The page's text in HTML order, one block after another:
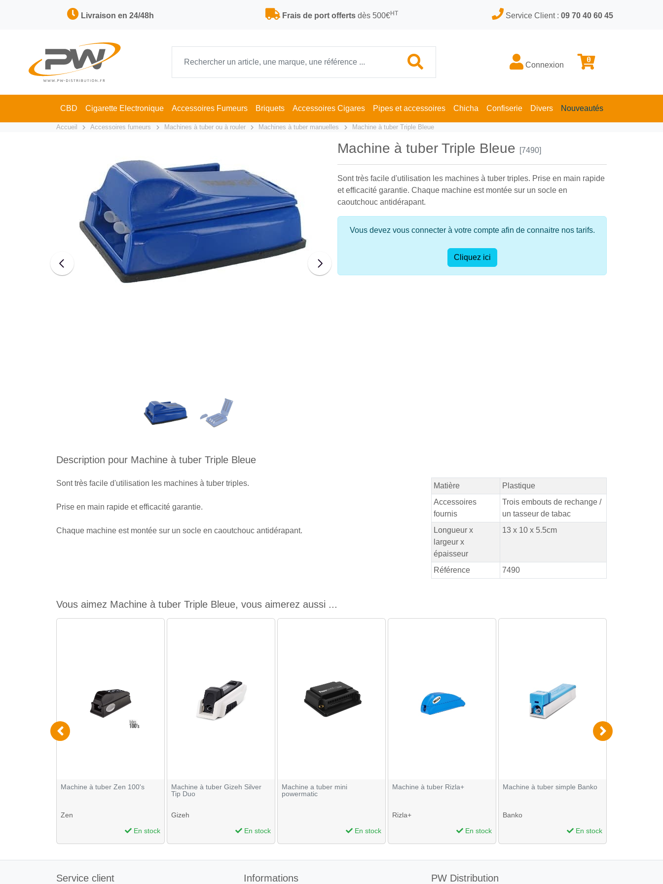
Livraison en 24/48h Frais de port offertsdès 500€HT Service Client : 09 70 40 60 45
Connexion
0
CBD Cigarette Electronique Accessoires Fumeurs Briquets Accessoires Cigares Pipes et accessoires Chicha Confiserie Divers Nouveautés
Accueil Accessoires fumeurs Machines à tuber ou à rouler Machines à tuber manuelles Machine à tuber Triple Bleue
Machine à tuber Triple Bleue [7490]
Sont très facile d'utilisation les machines à tuber triples. Prise en main rapide
et efficacité garantie. Chaque machine est montée sur un socle en
caoutchouc antidérapant.
Vous devez vous connecter à votre compte afin de connaitre nos tarifs.
Cliquez ici
Description pour Machine à tuber Triple Bleue
Sont très facile d'utilisation les machines à tuber triples.
Prise en main rapide et efficacité garantie.
Chaque machine est montée sur un socle en caoutchouc antidérapant.
Matière
Plastique
Accessoires
fournis
Trois embouts de rechange /
un tasseur de tabac
Longueur x
largeur x
épaisseur
13 x 10 x 5.5cm
Référence 7490
Vous aimez Machine à tuber Triple Bleue, vous aimerez aussi ...
Machine à tuber Zen 100's
Zen
En stock
Machine à tuber Gizeh Silver
Tip Duo
Gizeh
En stock
Machine a tuber mini
powermatic
En stock
Machine à tuber Rizla+
Rizla+
En stock
Machine à tuber simple Banko
Banko
En stock
Service client Informations PW Distribution